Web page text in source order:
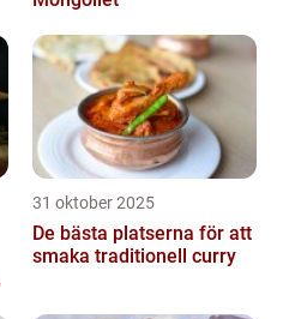
31 oktober 2025
De bästa platserna för att
smaka traditionell curry